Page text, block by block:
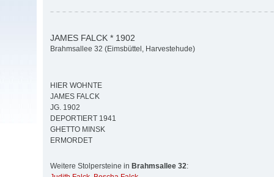
JAMES FALCK * 1902
Brahmsallee 32 (Eimsbüttel, Harvestehude)
HIER WOHNTE
JAMES FALCK
JG. 1902
DEPORTIERT 1941
GHETTO MINSK
ERMORDET
Weitere Stolpersteine in Brahmsallee 32: